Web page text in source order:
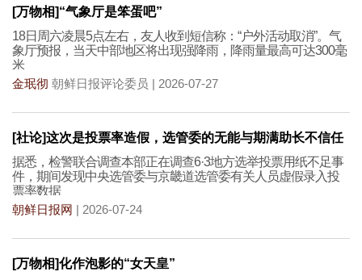
[万物相]“气象厅是笨蛋吧”
18日周六凌晨5点左右，友人收到短信称：“户外活动取消”。气
象厅预报，当天中部地区将出现强降雨，降雨量最高可达300毫
米
金珉彻 朝鲜日报评论委员 | 2026-07-27
[社论]这次是投票率造假，选管委的无能与期满助长不信任
据悉，检警联合调查本部正在调查6·3地方选举投票用纸不足事
件，期间发现中央选管委与京畿道选管委有关人员虚假录入投
票率数据
朝鲜日报网 | 2026-07-24
[万物相]化作泡影的“女天皇”